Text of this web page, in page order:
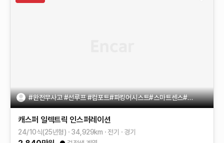
#완전무사고 #선루프 #컴포트#파킹어시스트#스마트센스#무광블루
캐스퍼 일렉트릭 인스퍼레이션
24/10식(25년형) 34,929km 전기 경기